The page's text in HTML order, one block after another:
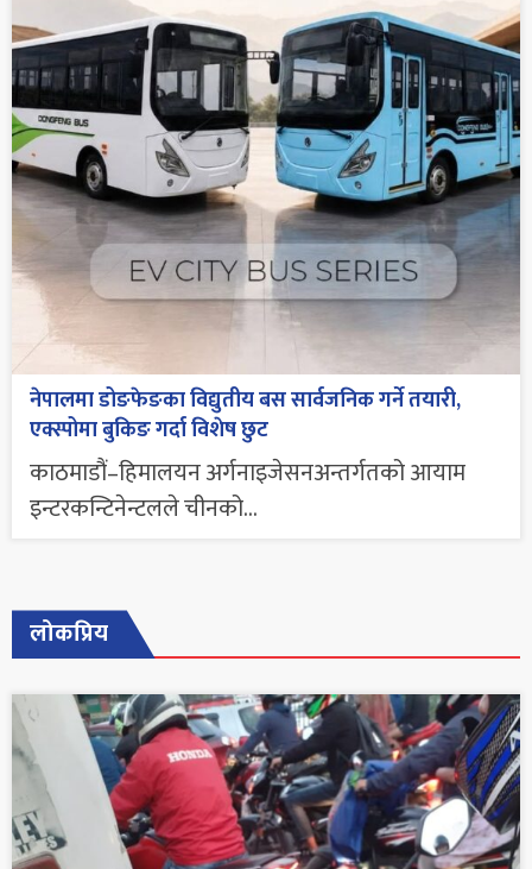
नेपालमा डोङफेङका विद्युतीय बस सार्वजनिक गर्ने तयारी,
एक्स्पोमा बुकिङ गर्दा विशेष छुट
काठमाडौं–हिमालयन अर्गनाइजेसनअन्तर्गतको आयाम
इन्टरकन्टिनेन्टलले चीनको...
लोकप्रिय